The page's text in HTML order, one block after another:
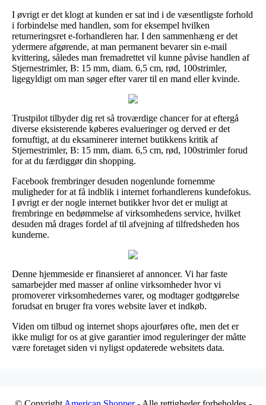
I øvrigt er det klogt at kunden er sat ind i de væsentligste forhold
i forbindelse med handlen, som for eksempel hvilken
returneringsret e-forhandleren har. I den sammenhæng er det
ydermere afgørende, at man permanent bevarer sin e-mail
kvittering, således man fremadrettet vil kunne påvise handlen af
Stjernestrimler, B: 15 mm, diam. 6,5 cm, rød, 100strimler,
ligegyldigt om man søger efter varer til en mand eller kvinde.
Trustpilot tilbyder dig ret så troværdige chancer for at eftergå
diverse eksisterende køberes evalueringer og derved er det
fornuftigt, at du eksaminerer internet butikkens kritik af
Stjernestrimler, B: 15 mm, diam. 6,5 cm, rød, 100strimler forud
for at du færdiggør din shopping.
Facebook frembringer desuden nogenlunde fornemme
muligheder for at få indblik i internet forhandlerens kundefokus.
I øvrigt er der nogle internet butikker hvor det er muligt at
frembringe en bedømmelse af virksomhedens service, hvilket
desuden må drages fordel af til afvejning af tilfredsheden hos
kunderne.
Denne hjemmeside er finansieret af annoncer. Vi har faste
samarbejder med masser af online virksomheder hvor vi
promoverer virksomhedernes varer, og modtager godtgørelse
forudsat en bruger fra vores website laver et indkøb.
Viden om tilbud og internet shops ajourføres ofte, men det er
ikke muligt for os at give garantier imod reguleringer der måtte
være foretaget siden vi nyligst opdaterede websitets data.